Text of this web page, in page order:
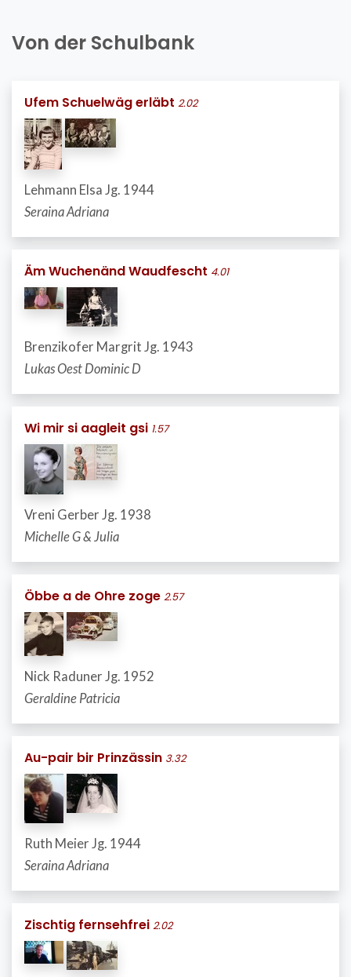
Von der Schulbank
Ufem Schuelwäg erläbt 2.02
Lehmann Elsa Jg. 1944
Seraina Adriana
Äm Wuchenänd Waudfescht 4.01
Brenzikofer Margrit Jg. 1943
Lukas Oest Dominic D
Wi mir si aagleit gsi 1.57
Vreni Gerber Jg. 1938
Michelle G & Julia
Öbbe a de Ohre zoge 2.57
Nick Raduner Jg. 1952
Geraldine Patricia
Au-pair bir Prinzässin 3.32
Ruth Meier Jg. 1944
Seraina Adriana
Zischtig fernsehfrei 2.02